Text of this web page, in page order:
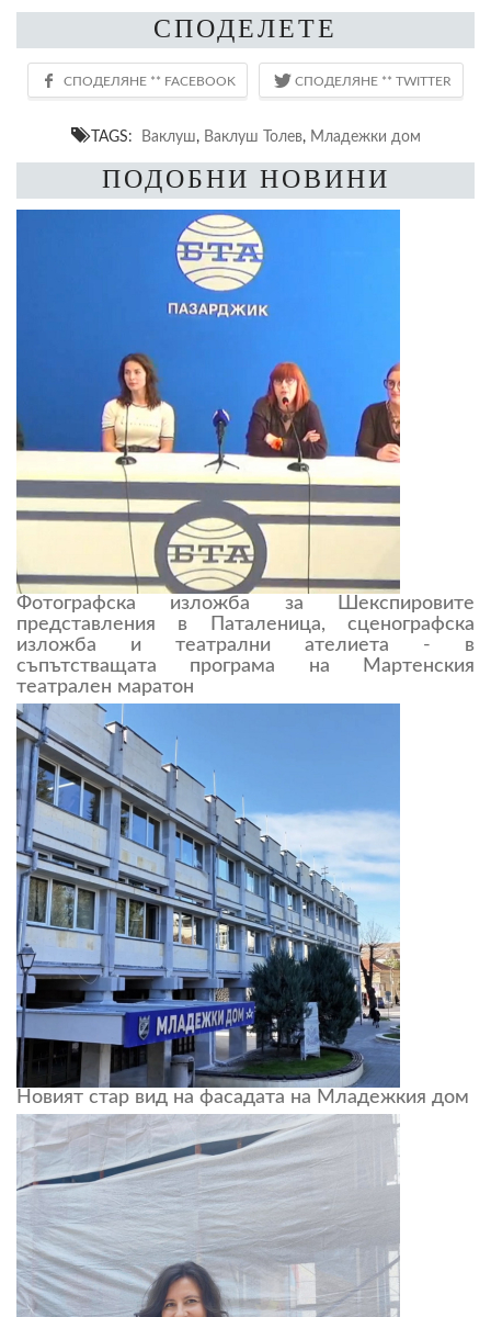
СПОДЕЛЕТЕ
TAGS: Ваклуш, Ваклуш Толев, Младежки дом
ПОДОБНИ НОВИНИ
Фотографска изложба за Шекспировите
представления в Паталеница, сценографска
изложба и театрални ателиета - в
съпътстващата програма на Мартенския
театрален маратон
Новият стар вид на фасадата на Младежкия дом